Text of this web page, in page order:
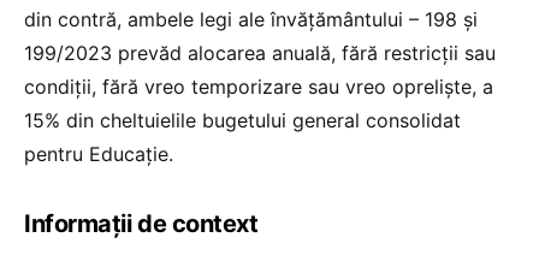
din contră, ambele legi ale învățământului – 198 și
199/2023 prevăd alocarea anuală, fără restricții sau
condiții, fără vreo temporizare sau vreo opreliște, a
15% din cheltuielile bugetului general consolidat
pentru Educație.
Informații de context